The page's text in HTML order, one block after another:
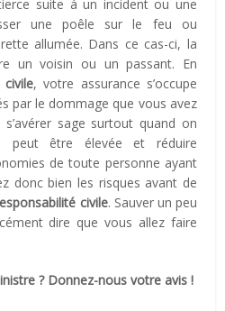
suite à un incident ou une
une poêle sur le feu ou
allumée. Dans ce cas-ci, la
un voisin ou un passant. En
civile, votre assurance s’occupe
par le dommage que vous avez
sage surtout quand on
peut être élevée et réduire
de toute personne ayant
donc bien les risques avant de
civile. Sauver un peu
dire que vous allez faire
? Donnez-nous votre avis !